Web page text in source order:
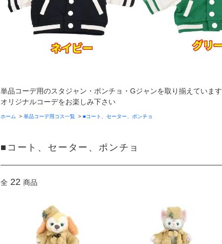
単品コーデ用のスタジャン・ポンチョ・Gジャンを取り揃えています
オリジナルコーデをお楽しみ下さい
ホーム > 単品コーデ用コス一覧 > ■コート、セーター、ポンチョ
■コート、セーター、ポンチョ
全 22 商品